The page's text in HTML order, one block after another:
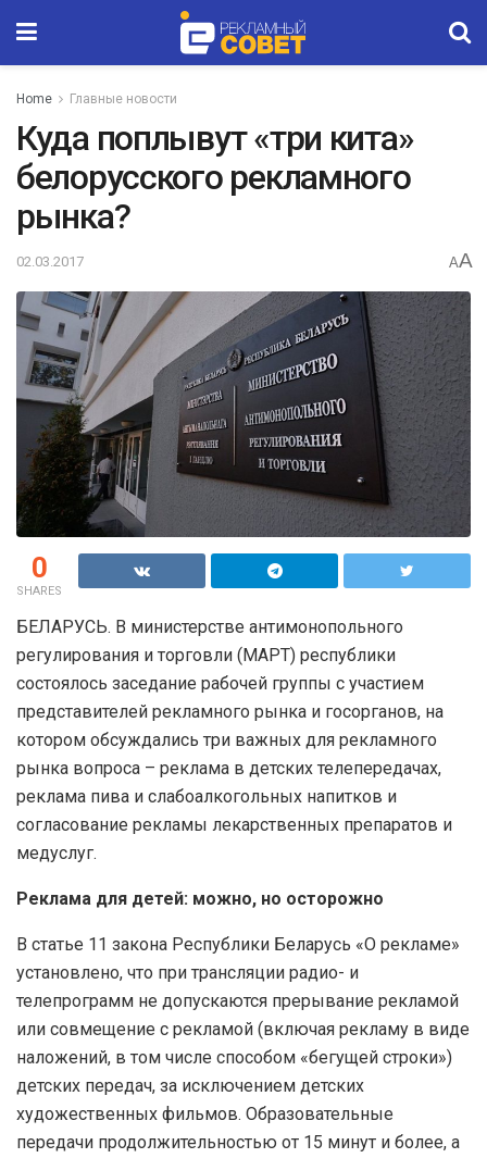
Home Главные новости
Куда поплывут «три кита»
белорусского рекламного
рынка?
02.03.2017 AA
0
SHARES
БЕЛАРУСЬ. В министерстве антимонопольного
регулирования и торговли (МАРТ) республики
состоялось заседание рабочей группы с участием
представителей рекламного рынка и госорганов, на
котором обсуждались три важных для рекламного
рынка вопроса – реклама в детских телепередачах,
реклама пива и слабоалкогольных напитков и
согласование рекламы лекарственных препаратов и
медуслуг.
Реклама для детей: можно, но осторожно
В статье 11 закона Республики Беларусь «О рекламе»
установлено, что при трансляции радио- и
телепрограмм не допускаются прерывание рекламой
или совмещение с рекламой (включая рекламу в виде
наложений, в том числе способом «бегущей строки»)
детских передач, за исключением детских
художественных фильмов. Образовательные
передачи продолжительностью от 15 минут и более, а